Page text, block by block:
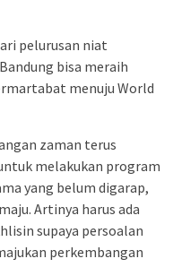
pelurusan niat
bisa meraih
menuju World
zaman terus
melakukan program
yang belum digarap,
Artinya harus ada
supaya persoalan
perkembangan